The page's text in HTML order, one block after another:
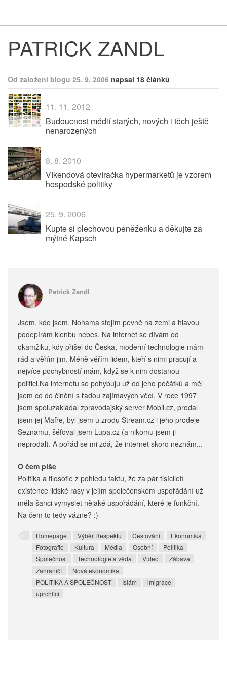
PATRICK ZANDL
Od založení blogu 25. 9. 2006 napsal 18 článků
11. 11. 2012
Budoucnost médií starých, nových i těch ještě
nenarozených
8. 8. 2010
Víkendová otevíračka hypermarketů je vzorem
hospodské politiky
25. 9. 2006
Kupte si plechovou peněženku a děkujte za
mýtné Kapsch
Patrick Zandl
Jsem, kdo jsem. Nohama stojím pevně na zemi a hlavou
podepírám klenbu nebes. Na internet se dívám od
okamžiku, kdy přišel do Česka, moderní technologie mám
rád a věřím jim. Méně věřím lidem, kteří s nimi pracují a
nejvíce pochybností mám, když se k nim dostanou
politici.Na internetu se pohybuju už od jeho počátků a měl
jsem co do činění s řadou zajímavých věcí. V roce 1997
jsem spoluzakládal zpravodajský server Mobil.cz, prodal
jsem jej Mafře, byl jsem u zrodu Stream.cz i jeho prodeje
Seznamu, šéfoval jsem Lupa.cz (a nikomu jsem ji
neprodal). A pořád se mi zdá, že internet skoro neznám...
O čem píše
Politika a filosofie z pohledu faktu, že za pár tisíciletí
existence lidské rasy v jejím společenském uspořádání už
měla šanci vymyslet nějaké uspořádání, které je funkční.
Na čem to tedy vázne? :)
Homepage Výběr Respektu Cestování
Ekonomika
Fotografie
Kultura Média Osobní
Politika
Společnost
Technologie a věda Video
Zábava
Zahraničí
Nová ekonomika
POLITIKA A SPOLEČNOST
Islám
imigrace
uprchlíci